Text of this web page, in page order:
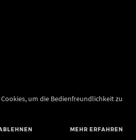
um die Bedienfreundlichkeit zu
MEHR ERFAHREN